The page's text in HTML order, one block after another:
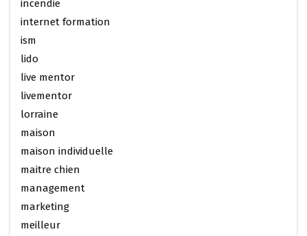
incendie
internet formation
ism
lido
live mentor
livementor
lorraine
maison
maison individuelle
maitre chien
management
marketing
meilleur